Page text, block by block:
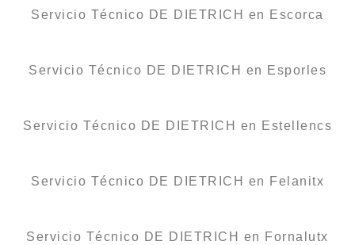
Servicio Técnico DE DIETRICH en Escorca
Servicio Técnico DE DIETRICH en Esporles
Servicio Técnico DE DIETRICH en Estellencs
Servicio Técnico DE DIETRICH en Felanitx
Servicio Técnico DE DIETRICH en Fornalutx